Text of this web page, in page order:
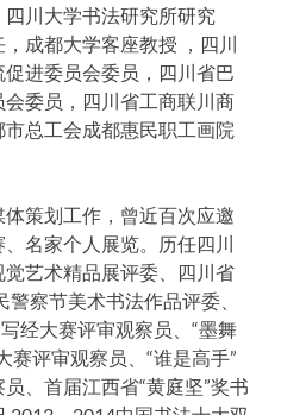
川大学书法研究所研究
成都大学客座教授 ，四川
进委员会委员，四川省巴
委员，四川省工商联川商
总工会成都惠民职工画院
策划工作，曾近百次应邀
名家个人展览。历任四川
艺术精品展评委、四川省
察节美术书法作品评委、
经大赛评审观察员、“墨舞
赛评审观察员、“谁是高手”
、首届江西省“黄庭坚”奖书